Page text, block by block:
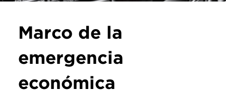
Marco de la
emergencia
económica